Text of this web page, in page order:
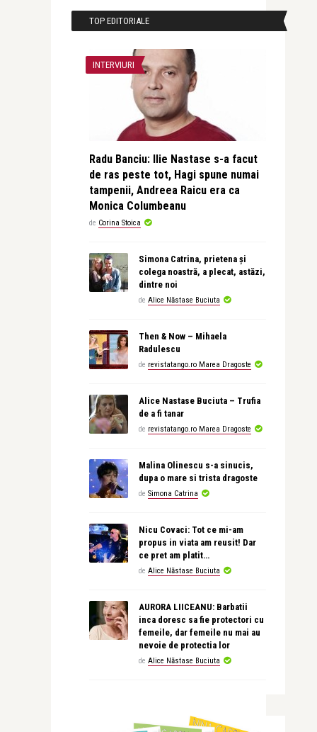
TOP EDITORIALE
INTERVIURI
Radu Banciu: Ilie Nastase s-a facut
de ras peste tot, Hagi spune numai
tampenii, Andreea Raicu era ca
Monica Columbeanu
de Corina Stoica
Simona Catrina, prietena și
colega noastră, a plecat, astăzi,
dintre noi
de Alice Năstase Buciuta
Then & Now – Mihaela
Radulescu
de revistatango.ro Marea Dragoste
Alice Nastase Buciuta – Trufia
de a fi tanar
de revistatango.ro Marea Dragoste
Malina Olinescu s-a sinucis,
dupa o mare si trista dragoste
de Simona Catrina
Nicu Covaci: Tot ce mi-am
propus in viata am reusit! Dar
ce pret am platit…
de Alice Năstase Buciuta
AURORA LIICEANU: Barbatii
inca doresc sa fie protectori cu
femeile, dar femeile nu mai au
nevoie de protectia lor
de Alice Năstase Buciuta